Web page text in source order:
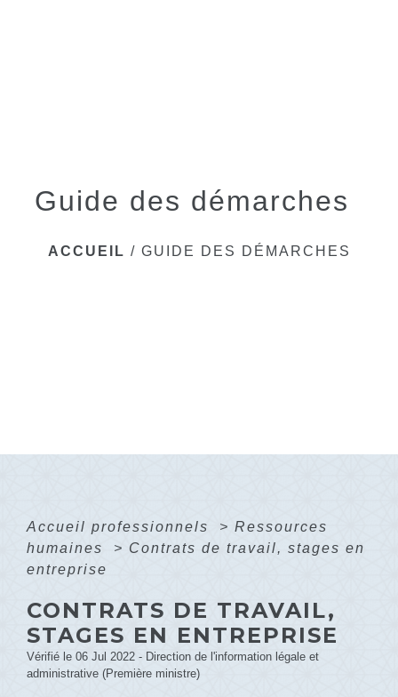
Guide des démarches
ACCUEIL / GUIDE DES DÉMARCHES
Accueil professionnels > Ressources
humaines
> Contrats de travail, stages en
entreprise
CONTRATS DE TRAVAIL,
STAGES EN ENTREPRISE
Vérifié le 06 Jul 2022 - Direction de l'information légale et
administrative (Première ministre)